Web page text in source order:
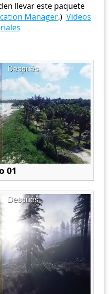
llevar este paquete
Manager.) Videos
Después
01
Después